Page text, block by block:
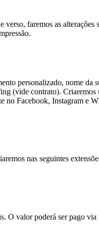
verso, faremos as
personalizado, nome da
(vide contrato).
no Facebook, Instagram e
nas seguintes
O valor poderá ser pago